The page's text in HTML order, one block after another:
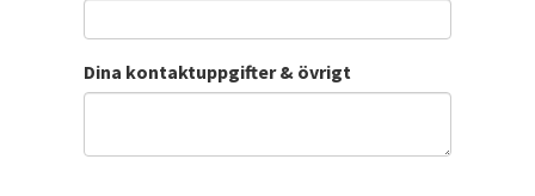
Dina kontaktuppgifter & övrigt